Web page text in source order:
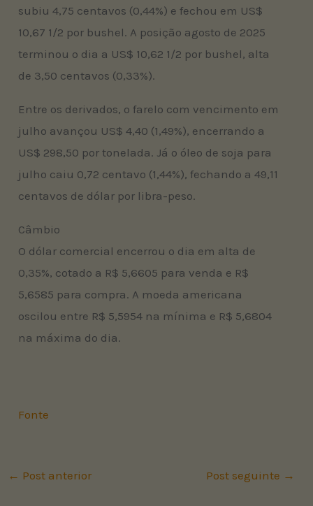
subiu 4,75 centavos (0,44%) e fechou em US$
10,67 1/2 por bushel. A posição agosto de 2025
terminou o dia a US$ 10,62 1/2 por bushel, alta
de 3,50 centavos (0,33%).
Entre os derivados, o farelo com vencimento em
julho avançou US$ 4,40 (1,49%), encerrando a
US$ 298,50 por tonelada. Já o óleo de soja para
julho caiu 0,72 centavo (1,44%), fechando a 49,11
centavos de dólar por libra-peso.
Câmbio
O dólar comercial encerrou o dia em alta de
0,35%, cotado a R$ 5,6605 para venda e R$
5,6585 para compra. A moeda americana
oscilou entre R$ 5,5954 na mínima e R$ 5,6804
na máxima do dia.
Fonte
← Post anterior Post seguinte →